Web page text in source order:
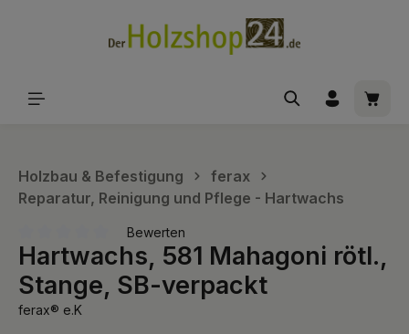
Holzbau & Befestigung
ferax
Reparatur, Reinigung und Pflege - Hartwachs
Durchschnittliche Bewertung von 0 von 5 Sternen
Bewerten
Hartwachs, 581 Mahagoni rötl.,
Stange, SB-verpackt
ferax® e.K